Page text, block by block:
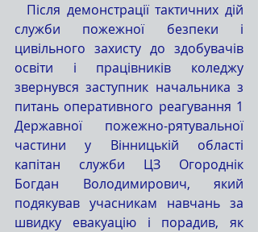
служби пожежної безпеки і
цивільного захисту до здобувачів
освіти і працівників коледжу
звернувся заступник начальника з
питань оперативного реагування 1
Державної пожежно-рятувальної
частини у Вінницькій області
капітан служби ЦЗ Огороднік
Богдан Володимирович, який
подякував учасникам навчань за
швидку евакуацію і порадив, як